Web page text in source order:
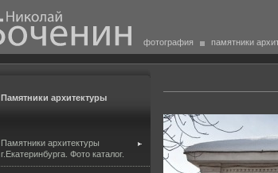
фотография памятники
Памятники архитектуры
Памятники архитектуры
г.Екатеринбурга. Фото каталог.